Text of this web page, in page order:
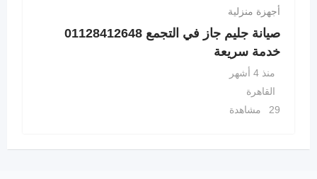
أجهزة منزلية
صيانة جليم جاز في التجمع 01128412648
خدمة سريعة
منذ 4 أشهر
القاهرة
29 مشاهدة